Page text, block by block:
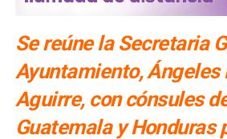
Se reúne la Secretaria
Ayuntamiento, Ángeles
Aguirre, con cónsules
Guatemala y Honduras